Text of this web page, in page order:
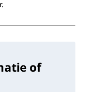
of